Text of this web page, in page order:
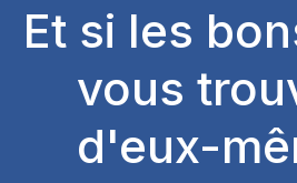
Et si les
vous
d'eux-